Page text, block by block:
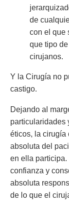
de
con el que
que tipo
cirujanos.
Y la Cirugía no
castigo.
Dejando al
particularidades
éticos, la cirugía
absoluta del
en ella participa.
confianza y
absoluta
de lo que el